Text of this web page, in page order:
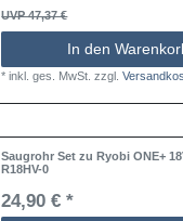
UVP 47,37 €
In den
*inkl. ges. MwSt. zzgl.
Saugrohr Set zu Ryobi ONE+
R18HV-0
24,90 € *